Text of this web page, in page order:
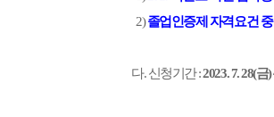
2)졸업인증제 자격요건
다. 신청기간 :2023. 7. 28(금)